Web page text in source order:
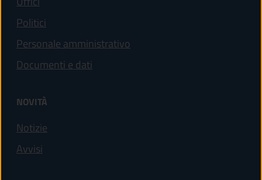
Politici
Personale amministrativo
Documenti e dati
NOVITÀ
Notizie
Avvisi